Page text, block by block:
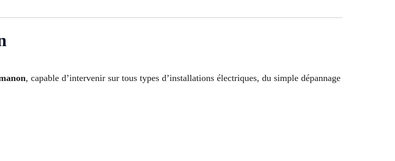
, capable d’intervenir sur tous types d’installations électriques, du simple dépannage